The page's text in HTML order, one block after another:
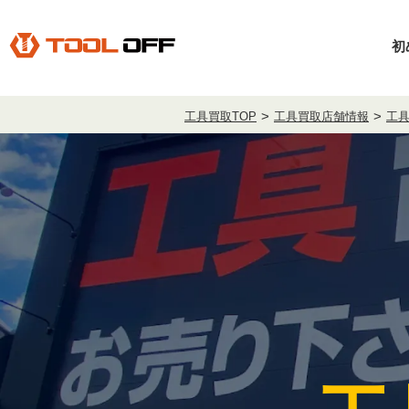
初
工具買取TOP 工具買取店舗情報 工